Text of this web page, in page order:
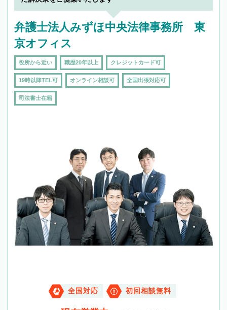
弁護士法人みずほ中央法律事務所 東
京オフィス
役所から近い 職歴20年以上 クレジットカード可
19時以降TEL可 オンライン相談可 全国出張対応可
司法書士在籍
全国対応 初回相談無料